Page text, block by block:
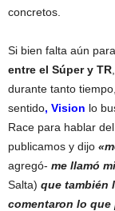
concretos.
Si bien falta aún
entre el Súper y TR
durante tanto
sentido, Vision lo
Race para hablar
publicamos y dijo
agregó- me llamó
Salta) que también
comentaron lo que